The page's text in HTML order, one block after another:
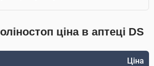
ціна в аптеці DS
Ціна